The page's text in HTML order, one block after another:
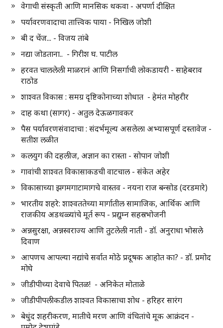
वेगाची संस्कृती आणि मानसिक थकवा - अपर्णा दीक्षित
पर्यावरणवादाचा तात्त्विक पाया - निखिल जोशी
बी द चेंज... - विजय तांबे
नद्या जोडताना.. - गिरीश घ. पाटील
हरवत चाललेली माळरानं आणि निसर्गाची लोकडायरी - साहेबराव
राठोड
शाश्वत विकास : समग्र दृष्टिकोनाच्या शोधात - हेमंत मोहरीर
दाह कथा (सागर) - अतुल देऊळगावकर
पैस पर्यावरणसंवादाचा : संदर्भमूल्य असलेला अभ्यासपूर्ण दस्तावेज -
सतीश लळीत
कलयुग की दहलीज, अज्ञान का रास्ता - सोपान जोशी
गावांची शाश्वत विकासाकडची वाटचाल - संकेत अहेर
विकासाच्या झगमगाटामागचे वास्तव - नयना राज बन्सोड (दरडमारे)
भारतीय शहरे: शाश्वततेच्या मार्गातील सामाजिक, आर्थिक आणि
राजकीय अडथळ्यांचे मूर्त रूप - प्रद्युम्न सहस्रभोजनी
अन्नसुरक्षा, अन्नस्वराज्य आणि तुटलेली नाती - डॉ. अनुराधा भोसले
दिवाण
आपणच आपल्या नद्यांचे सर्वात मोठे प्रदूषक आहोत का? - डॉ. प्रमोद
मोघे
जीडीपीच्या देवाचे पितळ! - अनिकेत मोताळे
जीडीपीपलीकडील शाश्वत विकासाचा शोध - हरिहर सारंग
बेधुंद शहरीकरण, मातीचे मरण आणि वंचितांचे मूक आक्रंदन -